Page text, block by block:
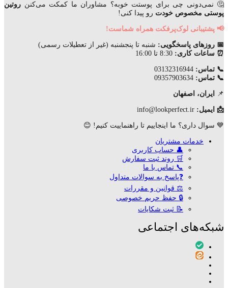
🤔 نمی‌دونی چی برای پوستت خوبه؟ مشاوران ما کمکت می‌کنن روتین
پوستی مخصوص خودت رو پیدا کنی!
📢 پشتیبانی لوک‌پرفکت همراه شماست!
📅 روزهای پاسخگویی: شنبه تا پنجشنبه (غیر از تعطیلات رسمی)
⏰ ساعات کاری:
📞 تماس:
📞 تماس:
📌 ایران، اصفهان
📩 ایمیل:
💙 سوال داری؟ ما اینجاییم تا راهنماییت کنیم! 😊
خدمات مشتریان
👤 حساب کاربری
🛒 روند ثبت سفارش
📞 تماس با ما
❓پاسخ به سوالات متداول
⚖ قوانین و مقررات
🔒 حفظ حریم خصوصی
📝 ثبت شکایات
شبکه‌های اجتماعی